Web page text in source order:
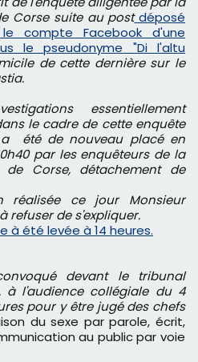
Corse suite au postdéposé
compte Facebook d'une
le pseudonyme "Di l'altu
de cette dernière sur le
essentiellement
le cadre de cette enquête
a été de nouveau placé en
par les enquêteurs de la
Corse, détachement de
réalisée ce jour Monsieur
refuser de s'expliquer.
à été levée à 14 heures.
devant le tribunal
à l'audience collégiale du 4
pour y être jugé des chefs
du sexe par parole, écrit,
au public par voie